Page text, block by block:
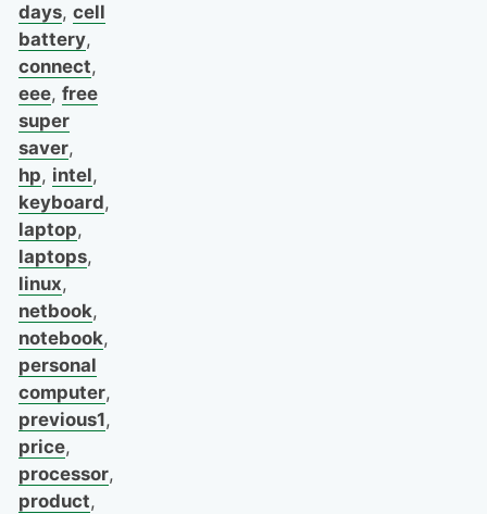
days, cell
battery,
connect,
eee, free
super
saver,
hp, intel,
keyboard,
laptop,
laptops,
linux,
netbook,
notebook,
personal
computer,
previous1,
price,
processor,
product,